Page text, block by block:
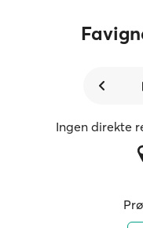
Ingen direkte